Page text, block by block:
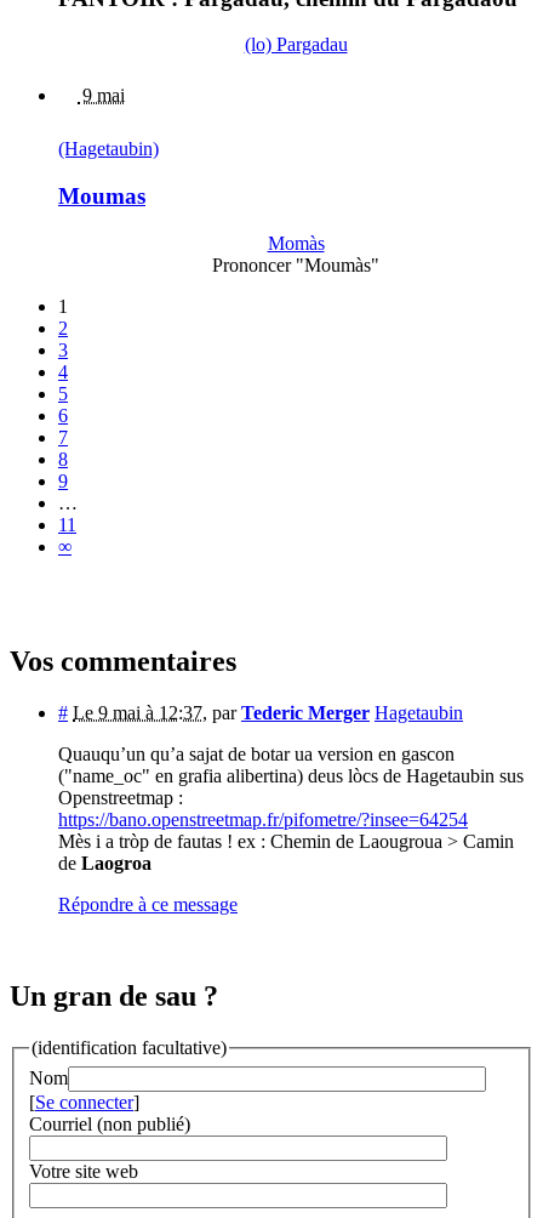
(lo) Pargadau
9 mai
(Hagetaubin)
Moumas
Momàs
Prononcer "Moumàs"
1
2
3
4
5
6
7
8
9
…
11
∞
Vos commentaires
# Le 9 mai à 12:37, parTederic Merger Hagetaubin
Quauqu’un qu’a sajat de botar ua version en gascon
("name_oc" en grafia alibertina) deus lòcs de Hagetaubin sus
Openstreetmap :
https://bano.openstreetmap.fr/pifometre/?insee=64254
Mès i a tròp de fautas ! ex : Chemin de Laougroua > Camin
de Laogroa
Répondre à ce message
Un gran de sau ?
(identification facultative)
Nom
[Se connecter]
Courriel (non publié)
Votre site web